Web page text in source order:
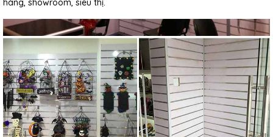
hàng, showroom, siêu thị.